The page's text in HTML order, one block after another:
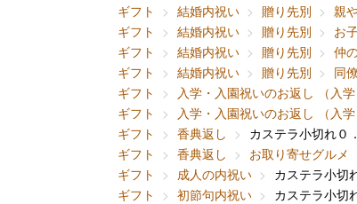
ギフト
結婚内祝い 贈り先別 親
ギフト
結婚内祝い 贈り先別 お
ギフト
結婚内祝い 贈り先別 仲
ギフト
結婚内祝い 贈り先別 同
ギフト
入学・入園祝いのお返し （入学
ギフト
入学・入園祝いのお返し （入学
ギフト
香典返し
カステラ小切れ０
ギフト
香典返し お取り寄せグルメ
ギフト
成人の内祝い
カステラ小切
ギフト
初節句内祝い
カステラ小切